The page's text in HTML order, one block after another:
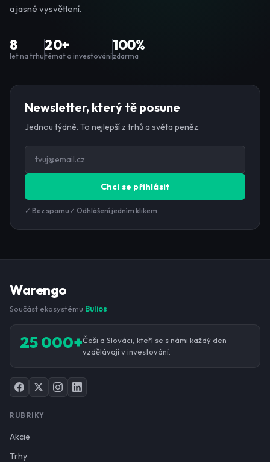
a jasné vysvětlení.
8
let na trhu
20+
témat o investování
100%
zdarma
Newsletter, který tě posune
Jednou týdně. To nejlepší z trhů a světa peněz.
Chci se přihlásit
✓ Bez spamu ✓ Odhlášení jedním klikem
Warengo
Součást ekosystému Bulios
25 000+Češi a Slováci, kteří se s námi každý den
vzdělávají v investování.
RUBRIKY
Akcie
Trhy